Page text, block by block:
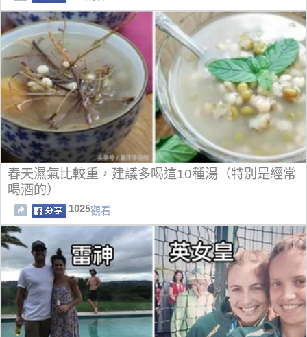
春天濕氣比較重，建議多喝這10種湯（特別是經常
喝酒的）
1025觀看